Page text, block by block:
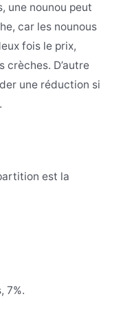
une nounou peut
car les nounous
fois le prix,
crèches. D’autre
une réduction si
est la
7%.